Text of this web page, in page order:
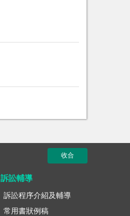
收合
訴訟輔導
訴訟程序介紹及輔導
常用書狀例稿